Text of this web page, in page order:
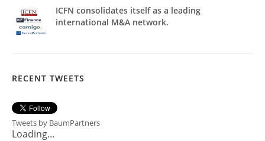
ICFN consolidates itself as a leading
international M&A network.
RECENT TWEETS
Tweets by BaumPartners
Loading...